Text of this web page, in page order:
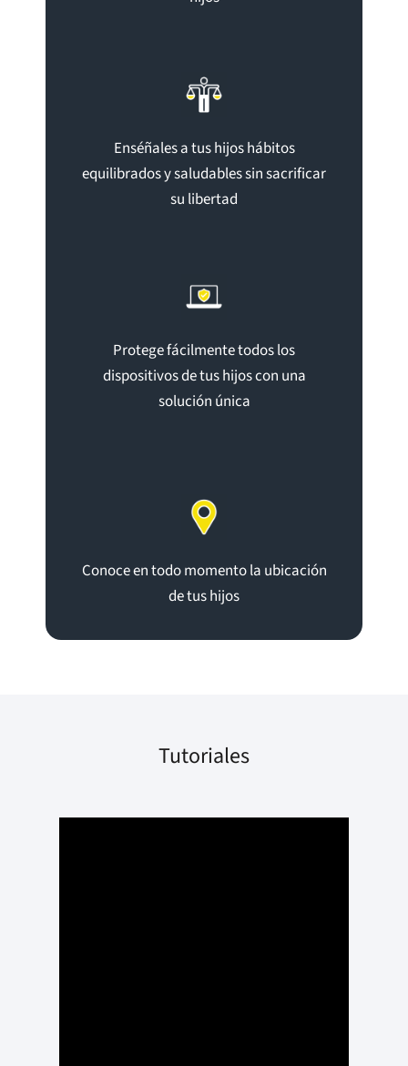
Enséñales a tus hijos hábitos
equilibrados y saludables sin sacrificar
su libertad
Protege fácilmente todos los
dispositivos de tus hijos con una
solución única
Conoce en todo momento la ubicación
de tus hijos
Tutoriales